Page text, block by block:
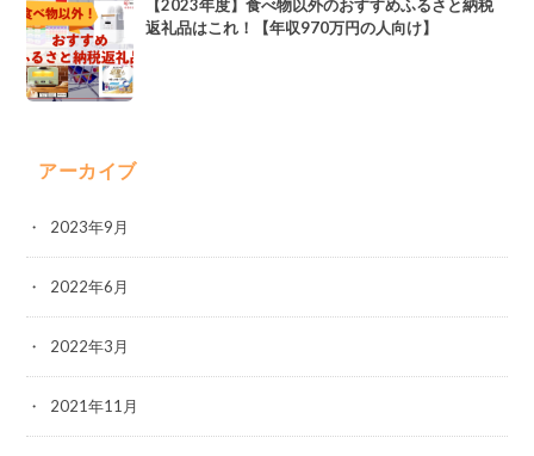
【2023年度】食べ物以外のおすすめふるさと納税
返礼品はこれ！【年収970万円の人向け】
アーカイブ
2023年9月
2022年6月
2022年3月
2021年11月